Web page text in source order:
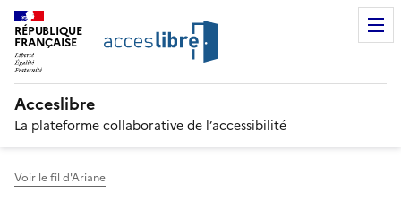
RÉPUBLIQUE
FRANÇAISE
Acceslibre
La plateforme collaborative de l’accessibilité
Voir le fil d'Ariane